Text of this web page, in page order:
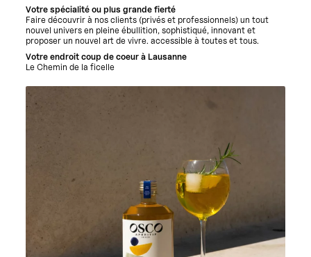
Votre spécialité ou plus grande fierté
Faire découvrir à nos clients (privés et professionnels) un tout
nouvel univers en pleine ébullition, sophistiqué, innovant et
proposer un nouvel art de vivre. accessible à toutes et tous.
Votre endroit coup de coeur à Lausanne
Le Chemin de la ficelle